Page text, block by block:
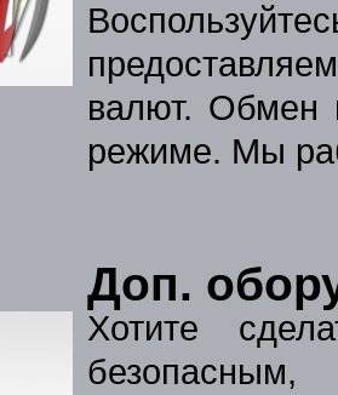
валют. Обмен
режиме. Мы
Доп.
Хотите